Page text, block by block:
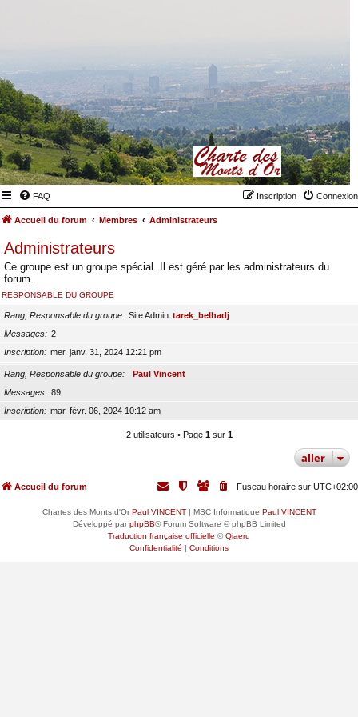
FAQ Connexion
Inscription
Accueil du forum Membres Administrateurs
Administrateurs
Ce groupe est un groupe spécial. Il est géré par les administrateurs du
forum.
RESPONSABLE DU GROUPE
Rang, Responsable du groupe Site Admin tarek_belhadj
Messages
2
Inscription
mer. janv. 31, 2024 12:21 pm
Rang, Responsable du groupe
Paul Vincent
Messages
89
Inscription
mar. févr. 06, 2024 10:12 am
2 utilisateurs • Page 1sur 1
aller
Accueil du forum Fuseau horaire sur UTC+02:00
Chartes des Monts d'OrPaul VINCENT| MSC Informatique Paul VINCENT
Développé parphpBB® Forum Software © phpBB Limited
Traduction française officielle ©Qiaeru
Confidentialité | Conditions